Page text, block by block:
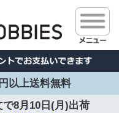
以上送料無料
で8月10日(月)出荷